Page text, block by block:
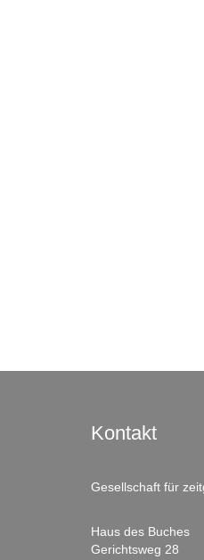
Kontakt
Gesellschaft für
Haus des Buches
Gerichtsweg 28